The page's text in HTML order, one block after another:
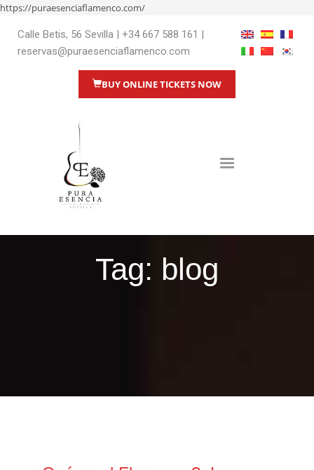
https://puraesenciaflamenco.com/
Calle Betis, 56 Sevilla | +34 667 588 161 |
reservas@puraesenciaflamenco.com
BUY ONLINE TICKETS NOW
Tag: blog